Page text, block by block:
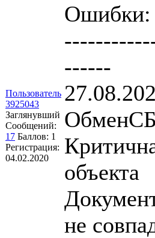
Пользователь
3925043
Заглянувший
Сообщений:
17 Баллов: 1
Регистрация:
04.02.2020
Ошибки:
------
объекта
не